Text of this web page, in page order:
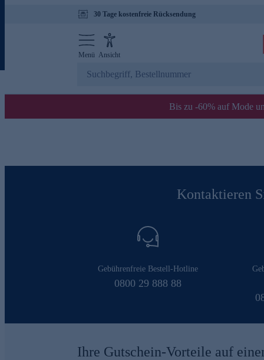
30 Tage kostenfreie Rücksendung
Menü Ansicht
Bis zu -60% auf Mode
Kontaktieren
Gebührenfreie Bestell-Hotline
0800 29 888 88
Ihre Gutschein-Vorteile auf